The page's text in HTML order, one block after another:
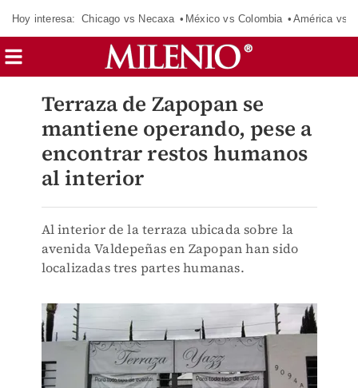
Hoy interesa: Chicago vs Necaxa México vs Colombia América vs
Terraza de Zapopan se
mantiene operando, pese a
encontrar restos humanos
al interior
Al interior de la terraza ubicada sobre la
avenida Valdepeñas en Zapopan han sido
localizadas tres partes humanas.